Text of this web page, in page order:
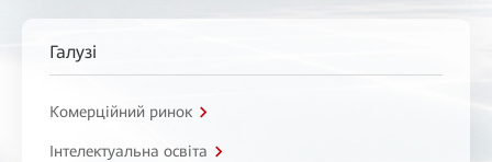
Галузі
Комерційний ринок
Інтелектуальна освіта